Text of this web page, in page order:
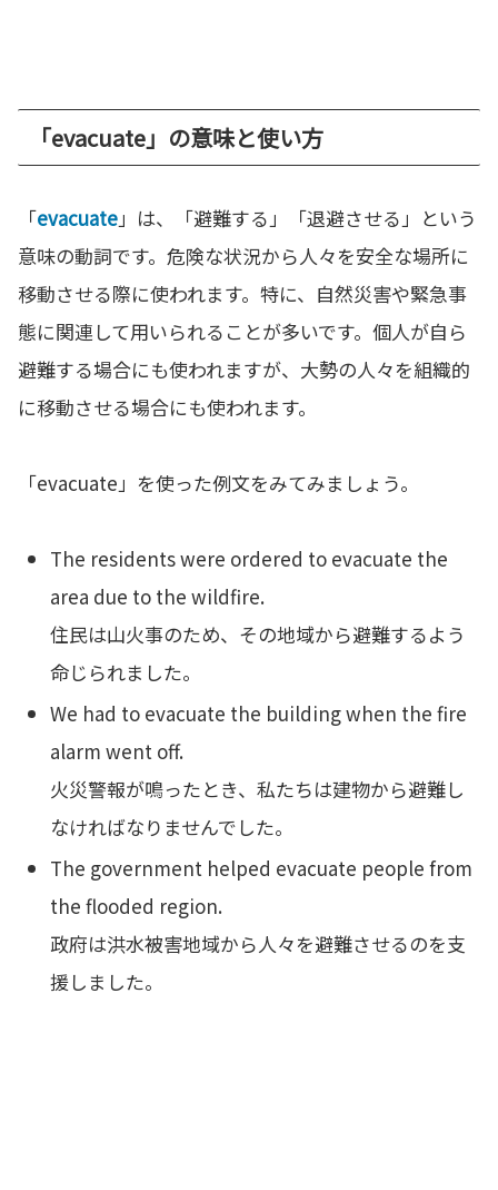
「evacuate」の意味と使い方
「evacuate」は、「避難する」「退避させる」という
意味の動詞です。危険な状況から人々を安全な場所に
移動させる際に使われます。特に、自然災害や緊急事
態に関連して用いられることが多いです。個人が自ら
避難する場合にも使われますが、大勢の人々を組織的
に移動させる場合にも使われます。
「evacuate」を使った例文をみてみましょう。
The residents were ordered to evacuate the
area due to the wildfire.
住民は山火事のため、その地域から避難するよう
命じられました。
We had to evacuate the building when the fire
alarm went off.
火災警報が鳴ったとき、私たちは建物から避難し
なければなりませんでした。
The government helped evacuate people from
the flooded region.
政府は洪水被害地域から人々を避難させるのを支
援しました。